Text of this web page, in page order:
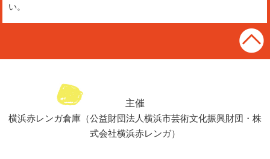
い。
主催
横浜赤レンガ倉庫（公益財団法人横浜市芸術文化振興財団・株
式会社横浜赤レンガ）